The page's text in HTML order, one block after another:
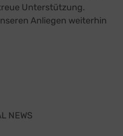
Unterstützung.
Anliegen weiterhin
NEWS